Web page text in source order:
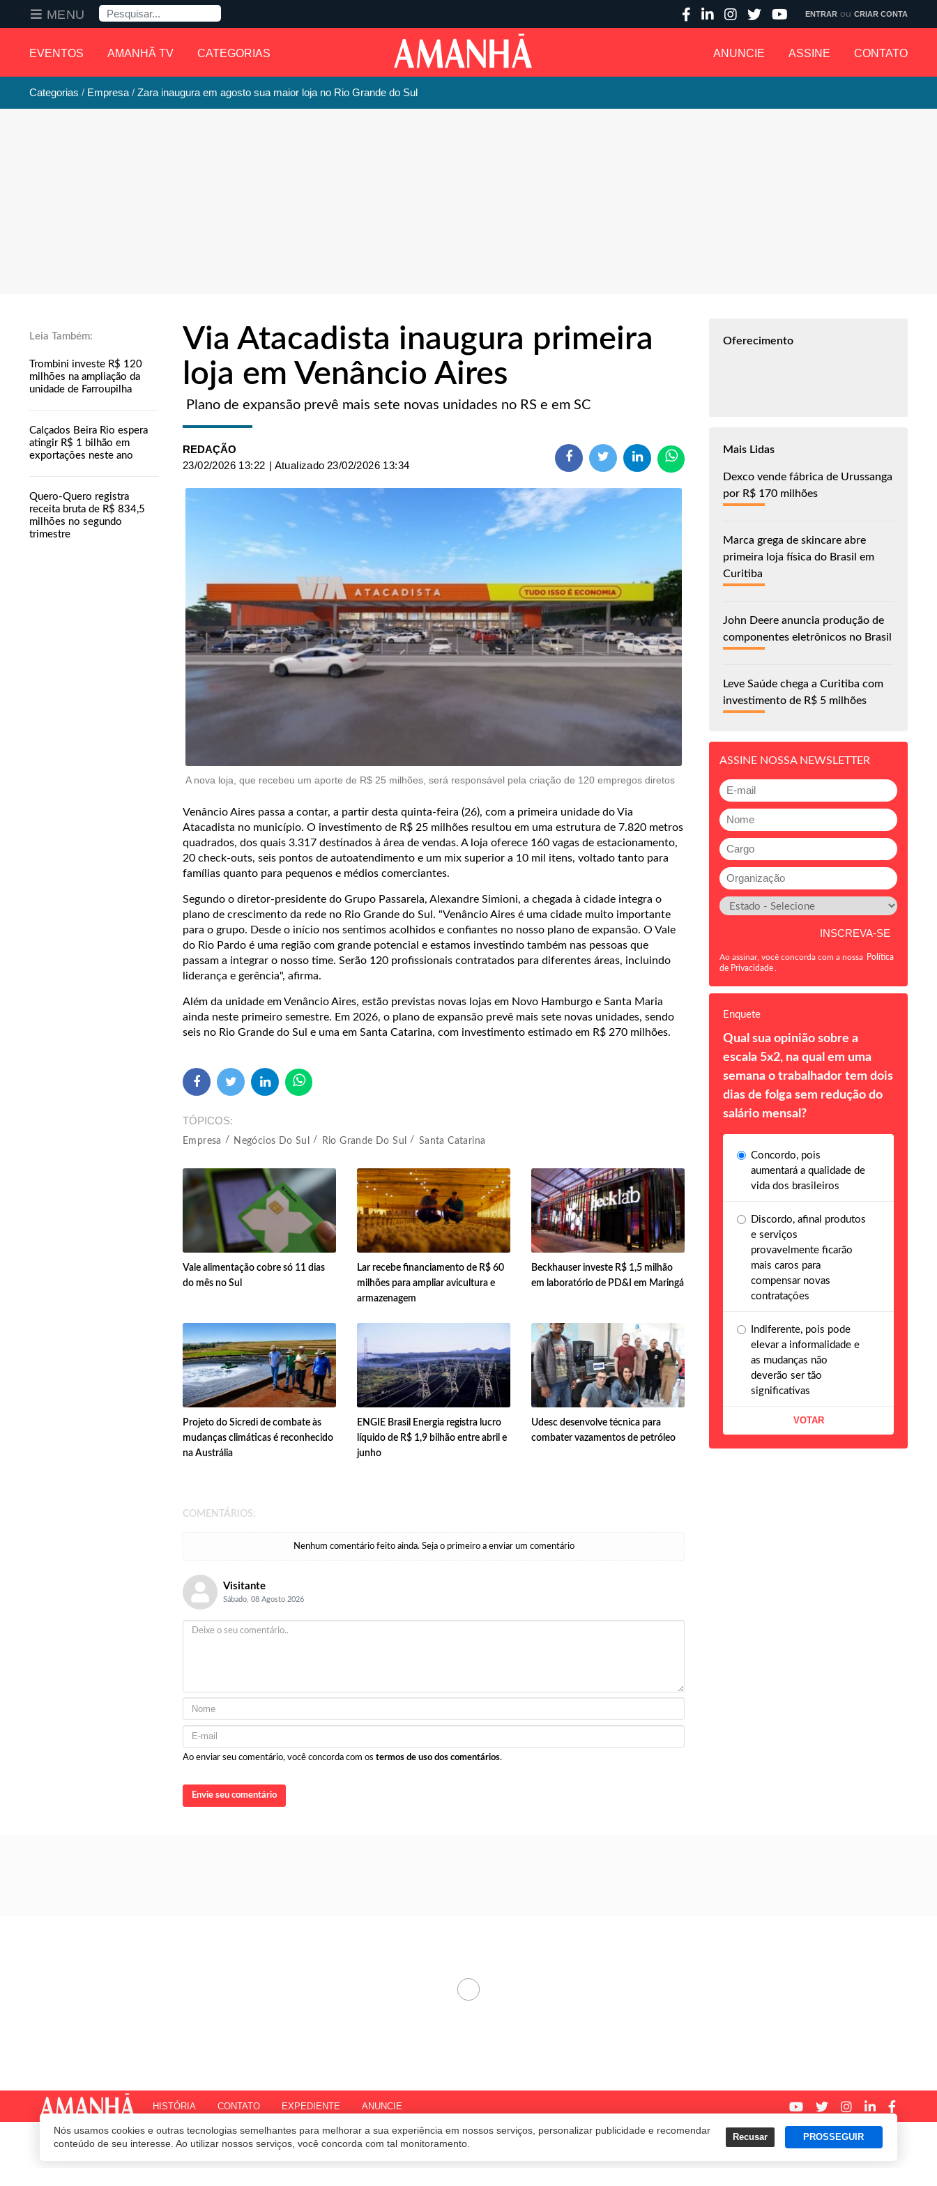
EVENTOS AMANHÃ TV CATEGORIAS ANUNCIE ASSINE CONTATO
MENU Pesquisa ENTRAR ou CRIAR CONTA
Nós usamos cookies e outras tecnologias semelhantes para melhorar a sua experiência em nossos serviços, personalizar publicidade e recomendar
conteúdo de seu interesse. Ao utilizar nossos serviços, você concorda com tal monitoramento.
Recusar PROSSEGUIR
Categorias Empresa Zara inaugura em agosto sua maior loja no Rio Grande do Sul
Trombini investe R$ 120
milhões na ampliação da
unidade de Farroupilha
Calçados Beira Rio espera
atingir R$ 1 bilhão em
exportações neste ano
Quero-Quero registra
receita bruta de R$ 834,5
milhões no segundo
trimestre
Via Atacadista inaugura primeira
loja em Venâncio Aires
Plano de expansão prevê mais sete novas unidades no RS e em SC
REDAÇÃO
23/02/2026 13:22 | Atualizado 23/02/2026 13:34
A nova loja, que recebeu um aporte de R$ 25 milhões, será responsável pela criação de 120 empregos diretos
Venâncio Aires passa a contar, a partir desta quinta-feira (26), com a primeira unidade do Via
Atacadista no município. O investimento de R$ 25 milhões resultou em uma estrutura de 7.820 metros
quadrados, dos quais 3.317 destinados à área de vendas. A loja oferece 160 vagas de estacionamento,
20 check-outs, seis pontos de autoatendimento e um mix superior a 10 mil itens, voltado tanto para
famílias quanto para pequenos e médios comerciantes.
Segundo o diretor-presidente do Grupo Passarela, Alexandre Simioni, a chegada à cidade integra o
plano de crescimento da rede no Rio Grande do Sul. "Venâncio Aires é uma cidade muito importante
para o grupo. Desde o início nos sentimos acolhidos e confiantes no nosso plano de expansão. O Vale
do Rio Pardo é uma região com grande potencial e estamos investindo também nas pessoas que
passam a integrar o nosso time. Serão 120 profissionais contratados para diferentes áreas, incluindo
liderança e gerência", afirma.
Além da unidade em Venâncio Aires, estão previstas novas lojas em Novo Hamburgo e Santa Maria
ainda neste primeiro semestre. Em 2026, o plano de expansão prevê mais sete novas unidades, sendo
seis no Rio Grande do Sul e uma em Santa Catarina, com investimento estimado em R$ 270 milhões.
TÓPICOS
Empresa Negócios Do Sul Rio Grande Do Sul Santa Catarina
Vale alimentação cobre só 11 dias
do mês no Sul
Lar recebe financiamento de R$ 60
milhões para ampliar avicultura e
armazenagem
Beckhauser investe R$ 1,5 milhão
em laboratório de PD&I em Maringá
Projeto do Sicredi de combate às
mudanças climáticas é reconhecido
na Austrália
ENGIE Brasil Energia registra lucro
líquido de R$ 1,9 bilhão entre abril e
junho
Udesc desenvolve técnica para
combater vazamentos de petróleo
COMENTÁRIOS:
Nenhum comentário feito ainda. Seja o primeiro a enviar um comentário
Visitante
Sábado, 08 Agosto 2026
Ao enviar seu comentário, você concorda com os termos de uso dos comentários.
Envie seu comentário
Oferecimento
Mais Lidas
Dexco vende fábrica de Urussanga
por R$ 170 milhões
Marca grega de skincare abre
primeira loja física do Brasil em
Curitiba
John Deere anuncia produção de
componentes eletrônicos no Brasil
Leve Saúde chega a Curitiba com
investimento de R$ 5 milhões
ASSINE NOSSA NEWSLETTER
Ao assinar, você concorda com a nossa Política
de Privacidade
Enquete
Qual sua opinião sobre a
escala 5x2, na qual em uma
semana o trabalhador tem dois
dias de folga sem redução do
salário mensal?
Concordo, pois
aumentará a qualidade de
vida dos brasileiros
Discordo, afinal produtos
e serviços
provavelmente ficarão
mais caros para
compensar novas
contratações
Indiferente, pois pode
elevar a informalidade e
as mudanças não
deverão ser tão
significativas
HISTÓRIA CONTATO EXPEDIENTE ANUNCIE
© 2020 Revista Amanhã. Todos os direitos reservados.Desenvolvido por Termos e Políticas de Uso Privacidade